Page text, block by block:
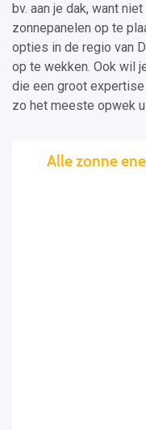
bv. aan je dak, want
zonnepanelen op te
opties in de regio van
op te wekken. Ook wil
die een groot
zo het meeste opwek
Alle zonne